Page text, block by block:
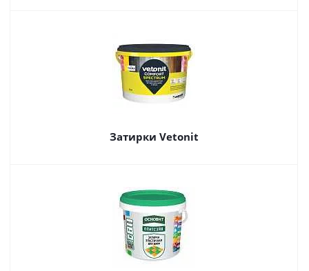
Затирки Vetonit